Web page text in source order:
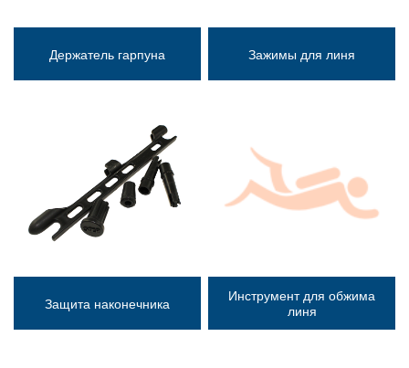
Держатель гарпуна Зажимы для линя
Защита наконечника
Инструмент для обжима
линя